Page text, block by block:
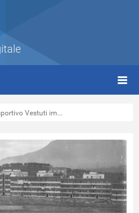
Vestuti im...